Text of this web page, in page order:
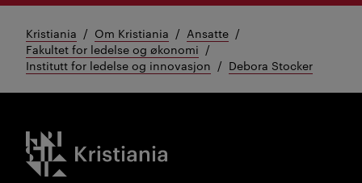
Kristiania Om Kristiania
Ansatte
Fakultet for ledelse og økonomi
Institutt for ledelse og innovasjon
Debora Stocker
Kristiania logo